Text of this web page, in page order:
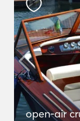
open-air